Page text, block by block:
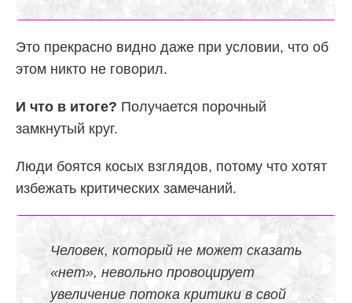
Это прекрасно видно даже при условии, что об
этом никто не говорил.
И что в итоге? Получается порочный
замкнутый круг.
Люди боятся косых взглядов, потому что хотят
избежать критических замечаний.
Человек, который не может сказать
«нет», невольно провоцирует
увеличение потока критики в свой